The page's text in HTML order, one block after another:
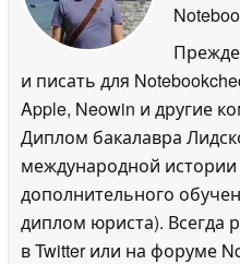
и писать для
Apple, Neowin и другие
Диплом бакалавра
международной
дополнительного
диплом юриста). Всегда
в Twitter или на форуме